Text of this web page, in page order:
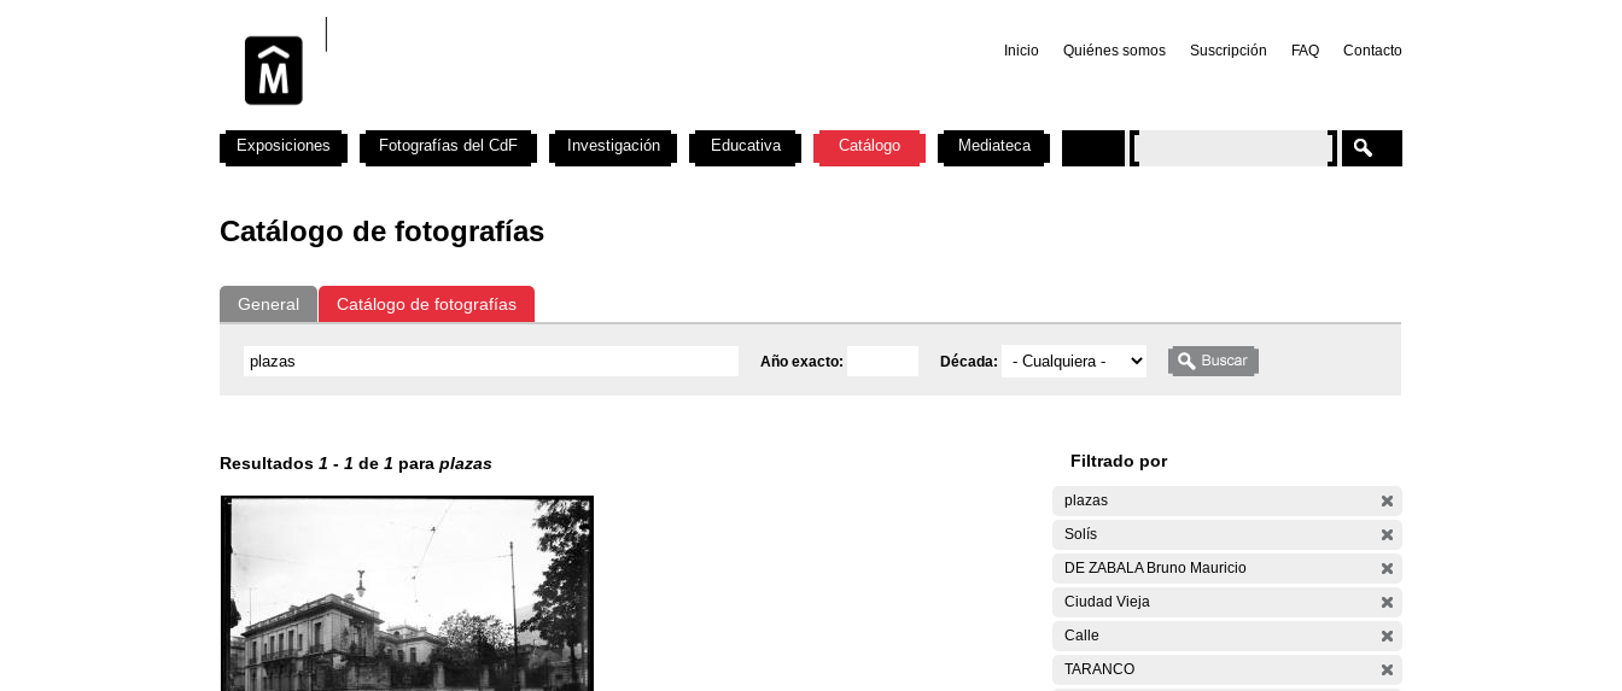
Inicio Quiénes somos Suscripción FAQ Contacto
Catálogo de fotografías
General Catálogo de fotografías
Año exacto: Década:
Resultados 1 - 1 de 1 para plazas Filtrado por
plazas
Solís
DE ZABALA Bruno Mauricio
Ciudad Vieja
Calle
TARANCO
Exposiciones Fotografías del CdF Investigación Educativa Catálogo Mediateca